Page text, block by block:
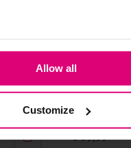
Allow all
Customize
Harper & Yve
€ 69,99